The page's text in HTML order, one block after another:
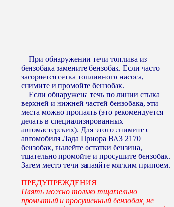
При обнаружении течи топлива из
бензобака замените бензобак. Если часто
засоряется сетка топливного насоса,
снимите и промойте бензобак.
Если обнаружена течь по линии стыка
верхней и нижней частей бензобака, эти
места можно пропаять (это рекомендуется
делать в специализированных
автомастерских). Для этого снимите с
автомобиля Лада Приора ВАЗ 2170
бензобак, вылейте остатки бензина,
тщательно промойте и просушите бензобак.
Затем место течи запаяйте мягким припоем.
ПРЕДУПРЕЖДЕНИЯ
Паять можно только тщательно
промытый и просушенный бензобак, не